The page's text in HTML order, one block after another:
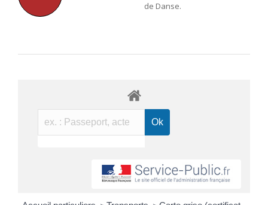
de Danse.